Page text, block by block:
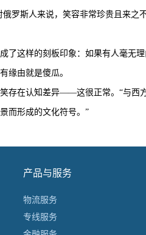
斯人来说，笑容非常珍贵且来之
这样的刻板印象：如果有人毫无理
缘由就是傻瓜。
在认知差异——这很正常。“与西方
而形成的文化符号。”
产品与服务
物流服务
专线服务